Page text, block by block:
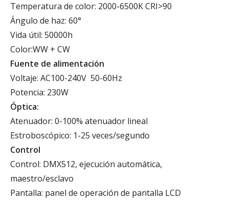
Temperatura de color: 2000-6500K CRI>90
Ángulo de haz: 60°
Vida útil: 50000h
Color:WW + CW
Fuente de alimentación
Voltaje: AC100-240V 50-60Hz
Potencia: 230W
Óptica:
Atenuador: 0-100% atenuador lineal
Estroboscópico: 1-25 veces/segundo
Control
Control: DMX512, ejecución automática,
maestro/esclavo
Pantalla: panel de operación de pantalla LCD